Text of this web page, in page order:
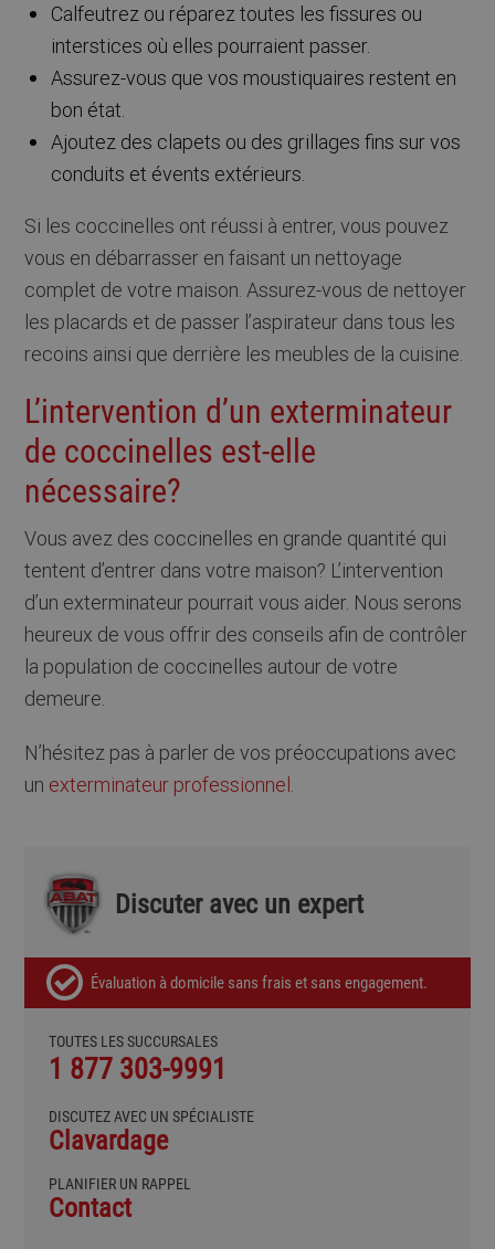
Calfeutrez ou réparez toutes les fissures ou
interstices où elles pourraient passer.
Assurez-vous que vos moustiquaires restent en
bon état.
Ajoutez des clapets ou des grillages fins sur vos
conduits et évents extérieurs.
Si les coccinelles ont réussi à entrer, vous pouvez
vous en débarrasser en faisant un nettoyage
complet de votre maison. Assurez-vous de nettoyer
les placards et de passer l’aspirateur dans tous les
recoins ainsi que derrière les meubles de la cuisine.
L’intervention d’un exterminateur
de coccinelles est-elle
nécessaire?
Vous avez des coccinelles en grande quantité qui
tentent d’entrer dans votre maison? L’intervention
d’un exterminateur pourrait vous aider. Nous serons
heureux de vous offrir des conseils afin de contrôler
la population de coccinelles autour de votre
demeure.
N’hésitez pas à parler de vos préoccupations avec
un exterminateur professionnel.
Discuter avec un expert
Évaluation à domicile sans frais et sans engagement.
TOUTES LES SUCCURSALES
1 877 303-9991
DISCUTEZ AVEC UN SPÉCIALISTE
Clavardage
PLANIFIER UN RAPPEL
Contact